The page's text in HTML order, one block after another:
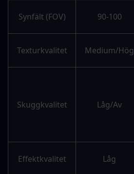
Synfält (FOV) 90-100
Texturkvalitet Medium/Hög
Skuggkvalitet Låg/Av
Effektkvalitet Låg